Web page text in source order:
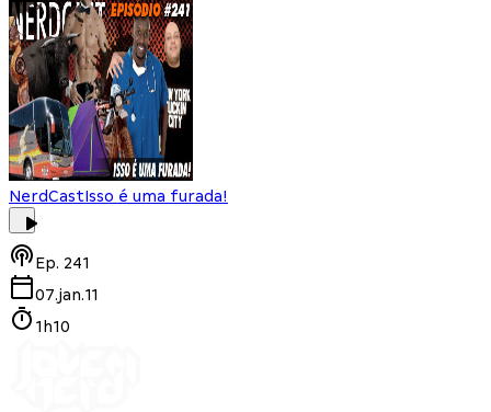
NerdCastIsso é uma furada!
Ep. 241
07.jan.11
1h10